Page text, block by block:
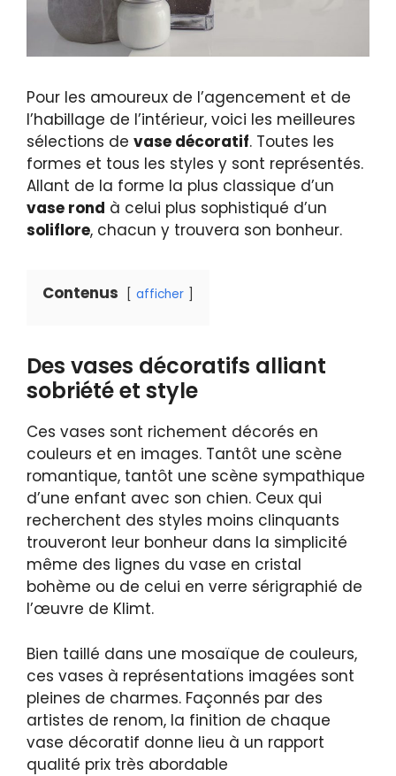
Pour les amoureux de l’agencement et de
l’habillage de l’intérieur, voici les meilleures
sélections de vase décoratif. Toutes les
formes et tous les styles y sont représentés.
Allant de la forme la plus classique d’un
vase rond à celui plus sophistiqué d’un
soliflore, chacun y trouvera son bonheur.
Contenus afficher
Des vases décoratifs alliant
sobriété et style
Ces vases sont richement décorés en
couleurs et en images. Tantôt une scène
romantique, tantôt une scène sympathique
d’une enfant avec son chien. Ceux qui
recherchent des styles moins clinquants
trouveront leur bonheur dans la simplicité
même des lignes du vase en cristal
bohème ou de celui en verre sérigraphié de
l’œuvre de Klimt.
Bien taillé dans une mosaïque de couleurs,
ces vases à représentations imagées sont
pleines de charmes. Façonnés par des
artistes de renom, la finition de chaque
vase décoratif donne lieu à un rapport
qualité prix très abordable